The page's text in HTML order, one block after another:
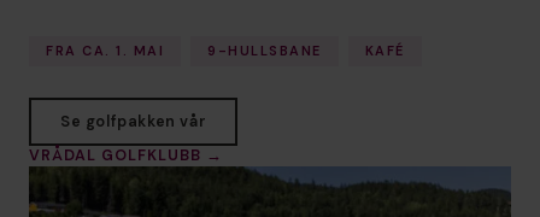
FRA CA. 1. MAI 9-HULLSBANE KAFÉ
Se golfpakken vår
VRÅDAL GOLFKLUBB →